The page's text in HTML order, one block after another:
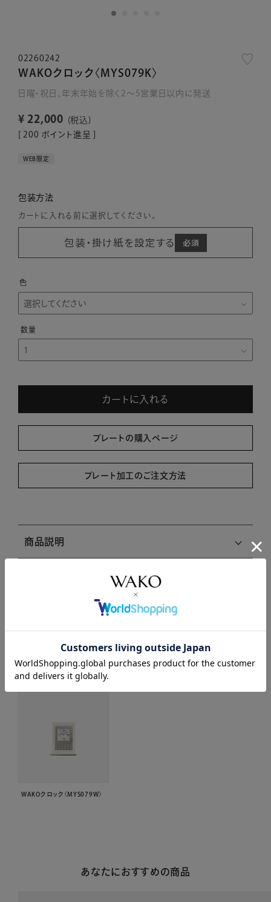
02260242
WAKOクロック〈MYS079K〉
日曜・祝日、年末年始を除く2～5営業日以内に発送
¥ 22,000
税込
200 ポイント進呈 ]
WEB限定
包装方法
カートに入れる前に選択してください。
包装・掛け紙を設定する
色
カートに入れる
プレートの購入ページ
プレート加工のご注文方法
商品説明
注意事項・キャンセル・返品
関連商品はこちら
WAKOクロック〈MYS079W〉
あなたにおすすめの商品